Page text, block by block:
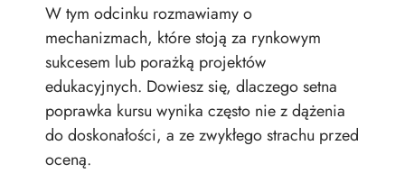
W tym odcinku rozmawiamy o
mechanizmach, które stoją za rynkowym
sukcesem lub porażką projektów
edukacyjnych. Dowiesz się, dlaczego setna
poprawka kursu wynika często nie z dążenia
do doskonałości, a ze zwykłego strachu przed
oceną.